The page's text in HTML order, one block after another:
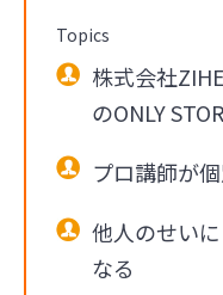
Topics
株式会社
のONLY
プロ講師が
他人のせい
なる